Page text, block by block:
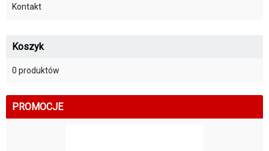
Kontakt
Koszyk
0 produktów
PROMOCJE